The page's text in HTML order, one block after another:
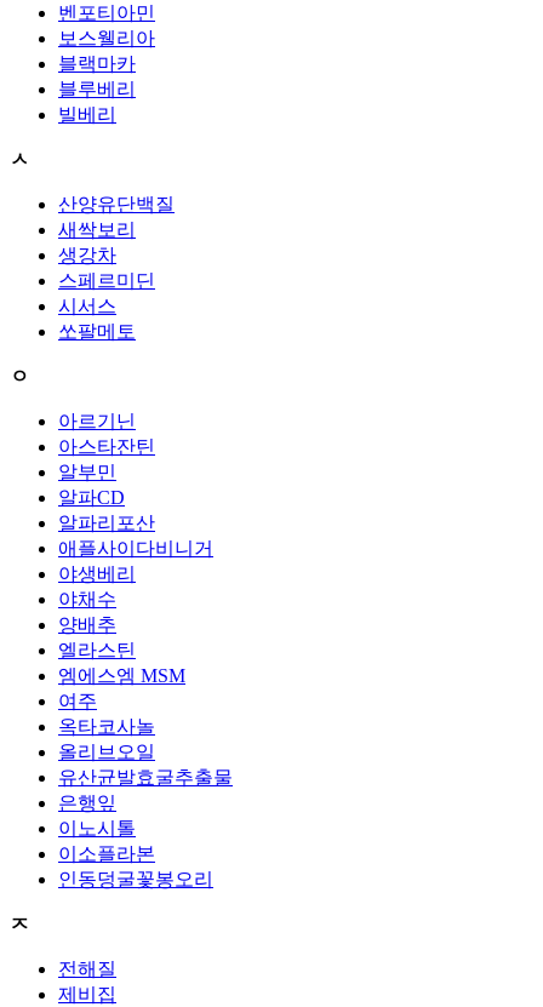
벤포티아민
보스웰리아
블랙마카
블루베리
빌베리
ㅅ
산양유단백질
새싹보리
생강차
스페르미딘
시서스
쏘팔메토
ㅇ
아르기닌
아스타잔틴
알부민
알파CD
알파리포산
애플사이다비니거
야생베리
야채수
양배추
엘라스틴
엠에스엠 MSM
여주
옥타코사놀
올리브오일
유산균발효굴추출물
은행잎
이노시톨
이소플라본
인동덩굴꽃봉오리
ㅈ
전해질
제비집